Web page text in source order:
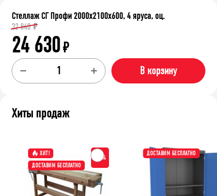
Стеллаж СГ Профи 2000х2100х600, 4 яруса, оц.
32 840 ₽
24 630₽
В корзину
Хиты продаж
ХИТ!
ДОСТАВИМ БЕСПЛАТНО
-15%
ДОСТАВИМ БЕСПЛАТНО